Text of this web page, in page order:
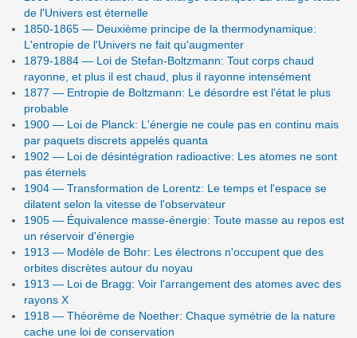
de l'Univers est éternelle
1850-1865 — Deuxième principe de la thermodynamique:
L'entropie de l'Univers ne fait qu'augmenter
1879-1884 — Loi de Stefan-Boltzmann: Tout corps chaud
rayonne, et plus il est chaud, plus il rayonne intensément
1877 — Entropie de Boltzmann: Le désordre est l'état le plus
probable
1900 — Loi de Planck: L'énergie ne coule pas en continu mais
par paquets discrets appelés quanta
1902 — Loi de désintégration radioactive: Les atomes ne sont
pas éternels
1904 — Transformation de Lorentz: Le temps et l'espace se
dilatent selon la vitesse de l'observateur
1905 — Équivalence masse-énergie: Toute masse au repos est
un réservoir d'énergie
1913 — Modèle de Bohr: Les électrons n'occupent que des
orbites discrètes autour du noyau
1913 — Loi de Bragg: Voir l'arrangement des atomes avec des
rayons X
1918 — Théorème de Noether: Chaque symétrie de la nature
cache une loi de conservation